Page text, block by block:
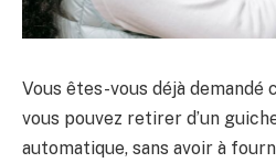
Vous êtes-vous déjà demandé
vous pouvez retirer d’un
automatique, sans avoir à